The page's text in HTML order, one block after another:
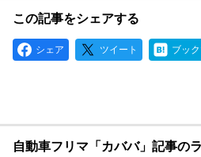
この記事をシェアする
シェア ツイート ブッ
自動車フリマ「カババ」記事の